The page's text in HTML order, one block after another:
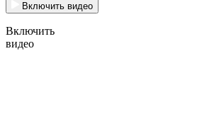
Включить видео
Включить
видео